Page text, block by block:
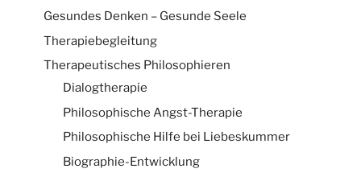
Gesundes Denken – Gesunde Seele
Therapiebegleitung
Therapeutisches Philosophieren
Dialogtherapie
Philosophische Angst-Therapie
Philosophische Hilfe bei Liebeskummer
Biographie-Entwicklung